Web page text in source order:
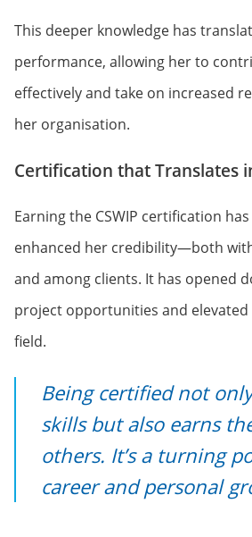
This deeper knowledge has
performance, allowing her to
effectively and take on increased
her organisation.
Certification that Translates
Earning the CSWIP certification
enhanced her credibility—both
and among clients. It has opened
project opportunities and
field.
Being certified not
skills but also earns
others. It’s a turning
career and personal